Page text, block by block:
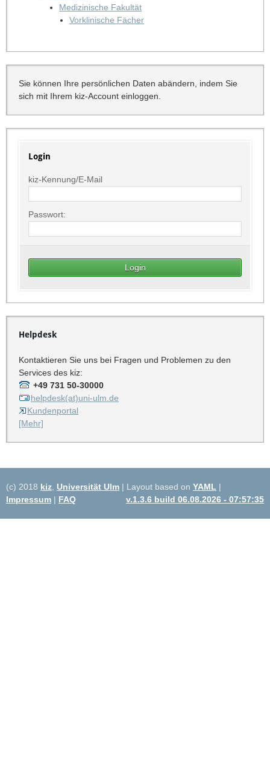
Medizinische Fakultät
Vorklinische Fächer
Sie können Ihre persönlichen Daten abändern, indem Sie
sich mit Ihrem kiz-Account einloggen.
Login
kiz-Kennung/E-Mail
Passwort:
Helpdesk
Kontaktieren Sie uns bei Fragen und Problemen zu den
Services des kiz:
+49 731 50-30000
helpdesk(at)uni-ulm.de
Kundenportal
[Mehr]
(c) 2018 kiz Universität Ulm | Layout based on YAML |
Impressum | FAQ v.1.3.6 build 06.08.2026 - 07:57:35